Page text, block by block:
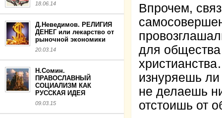
18.06.14
Д.Неведимов. РЕЛИГИЯ
ДЕНЕГ или лекарство от
рыночной экономики
20.03.14
Н.Сомин.
ПРАВОСЛАВНЫЙ
СОЦИАЛИЗМ КАК
РУССКАЯ ИДЕЯ
09.03.15
Впрочем,
для
изнуряешь
не делаешь
отстоишь от